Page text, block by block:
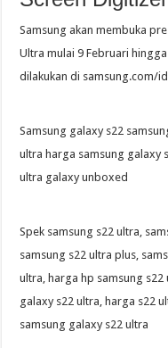
Samsung akan membuka
Ultra mulai 9 Februari
dilakukan di samsung.com/
Samsung galaxy s22
ultra harga samsung galaxy
ultra galaxy unboxed
Spek samsung s22 ultra,
samsung s22 ultra plus,
ultra, harga hp samsung s22
galaxy s22 ultra, harga s22
samsung galaxy s22 ultra